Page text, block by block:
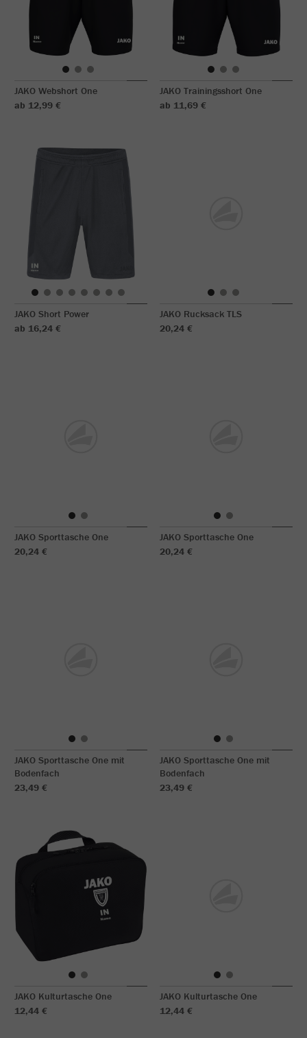
JAKO Webshort One
ab 12,99 €
JAKO Trainingsshort One
ab 11,69 €
JAKO Short Power
ab 16,24 €
JAKO Rucksack TLS
20,24 €
JAKO Sporttasche One
20,24 €
JAKO Sporttasche One
20,24 €
JAKO Sporttasche One mit
Bodenfach
23,49 €
JAKO Sporttasche One mit
Bodenfach
23,49 €
JAKO Kulturtasche One
12,44 €
JAKO Kulturtasche One
12,44 €